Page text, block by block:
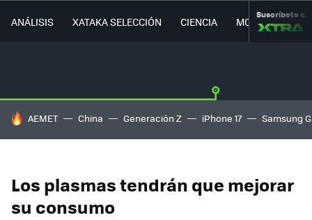
ANÁLISIS XATAKA SELECCIÓN CIENCIA MOVILIDAD
Suscríbete a
HOY SE HABLA DE
AEMET China Generación Z iPhone 17 Samsung
Los plasmas tendrán que mejorar
su consumo